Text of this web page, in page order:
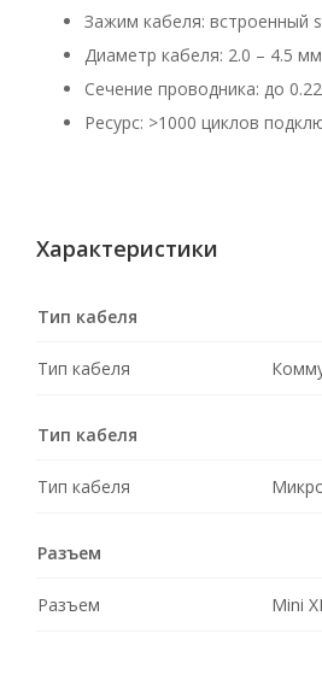
Зажим кабеля: встроенный
Диаметр кабеля: 2.0 – 4.5 мм
Сечение проводника: до
Ресурс: >1000 циклов
Характеристики
Тип кабеля
Тип кабеля
Тип кабеля
Тип кабеля
Разъем
Разъем Mini